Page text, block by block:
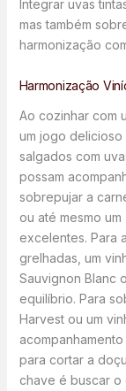
Integrar uvas
mas também
harmonização
Harmonização
Ao cozinhar com
um jogo delicioso
salgados com
possam
sobrepujar a
ou até mesmo
excelentes. Para
grelhadas, um
Sauvignon Blanc
equilíbrio. Para
Harvest ou um
para cortar a
chave é buscar